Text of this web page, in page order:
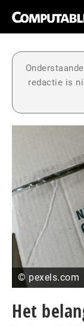
redactie is
© pexels.com
Het